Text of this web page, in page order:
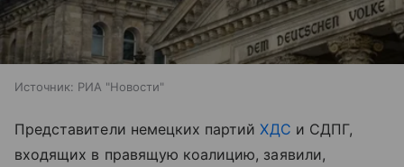
Источник: РИА "Новости"
Представители немецких партийХДС и СДПГ,
входящих в правящую коалицию, заявили,